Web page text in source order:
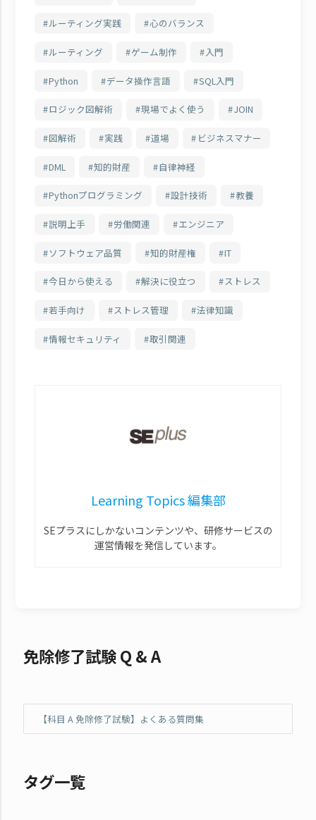
ルーティング実践 心のバランス
ルーティング ゲーム制作 入門
Python データ操作言語 SQL入門
ロジック図解術 現場でよく使う JOIN
図解術 実践 道場 ビジネスマナー
DML 知的財産 自律神経
Pythonプログラミング 設計技術 教養
説明上手 労働関連 エンジニア
ソフトウェア品質 知的財産権 IT
今日から使える 解決に役立つ ストレス
若手向け ストレス管理 法律知識
情報セキュリティ 取引関連
Learning Topics 編集部
SEプラスにしかないコンテンツや、研修サービスの
運営情報を発信しています。
免除修了試験 Q & A
【科目 A 免除修了試験】よくある質問集
タグ一覧